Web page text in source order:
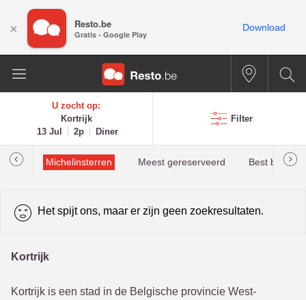
U zocht op:
Kortrijk
13 Jul
2p Diner
Filter
Michelinsterren Meest gereserveerd Best
Het spijt ons, maar er zijn geen zoekresultaten.
Kortrijk
Kortrijk is een stad in de Belgische provincie West-
× Resto.be
Gratis - Google Play
Download